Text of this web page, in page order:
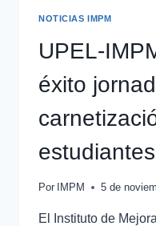
NOTICIAS IMPM
UPEL-
éxito
estudiantes
Por IMPM 5 de
El Instituto de